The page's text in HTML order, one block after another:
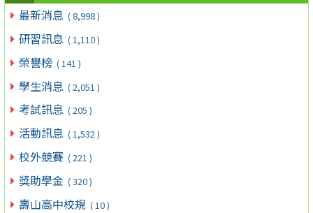
最新消息 ( 8,998 )
研習訊息 ( 1,110 )
榮譽榜 ( 141 )
學生消息 ( 2,051 )
考試訊息 ( 205 )
活動訊息 ( 1,532 )
校外競賽 ( 221 )
獎助學金 ( 320 )
壽山高中校規 ( 10 )